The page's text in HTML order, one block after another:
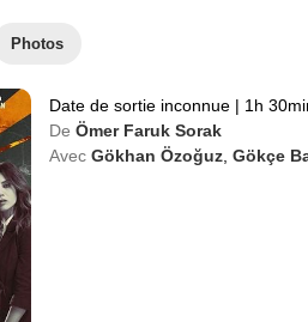
Photos
Date de sortie inconnue | 1h
De Ömer Faruk Sorak
Avec Gökhan Özoğuz Gökçe